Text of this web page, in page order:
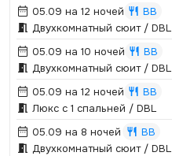
05.09 на 12 ночей
BB
Двухкомнатный сюит / DBL
05.09 на 10 ночей
BB
Двухкомнатный сюит / DBL
05.09 на 12 ночей
BB
Люкс с 1 спальней / DBL
05.09 на 8 ночей
BB
Двухкомнатный сюит / DBL